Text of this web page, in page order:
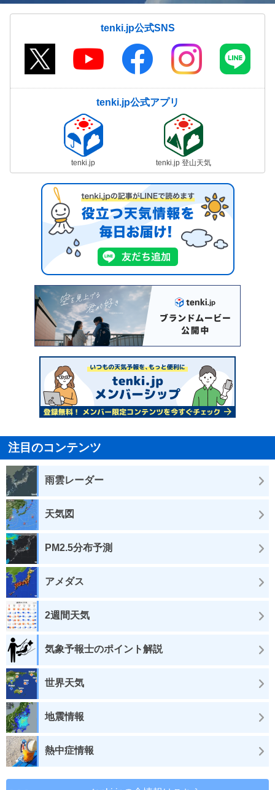
tenki.jp公式SNS
tenki.jp公式アプリ
tenki.jp tenki.jp 登山天気
注目のコンテンツ
雨雲レーダー
天気図
PM2.5分布予測
アメダス
2週間天気
気象予報士のポイント解説
世界天気
地震情報
熱中症情報